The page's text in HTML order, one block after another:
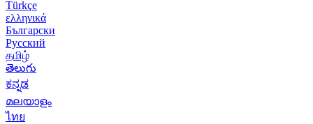
Türkçe
ελληνικά
Български
Русский
தமிழ்
తెలుగు
ಕನ್ನಡ
മലയാളം
ไทย